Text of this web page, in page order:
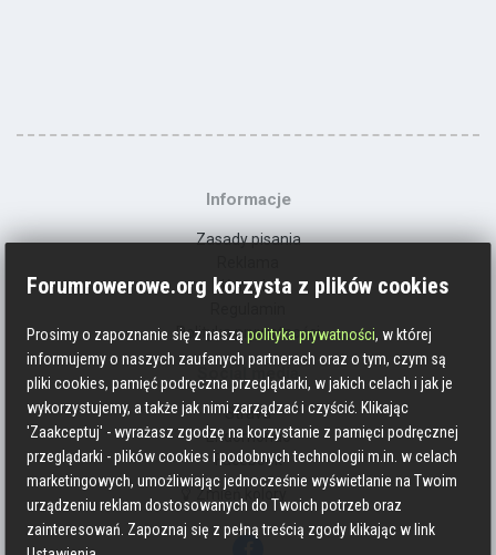
Informacje
Zasady pisania
Kontakt
Polityka prywatności
Social media
Strava
Endomondo
Facebook
Zmień kolory
Forumrowerowe.org korzysta z plików cookies
Prosimy o zapoznanie się z nasząpolityka prywatności, w której
informujemy o naszych zaufanych partnerach oraz o tym, czym są
pliki cookies, pamięć podręczna przeglądarki, w jakich celach i jak je
wykorzystujemy, a także jak nimi zarządzać i czyścić. Klikając
'Zaakceptuj' - wyrażasz zgodzę na korzystanie z pamięci podręcznej
przeglądarki - plików cookies i podobnych technologii m.in. w celach
marketingowych, umożliwiając jednocześnie wyświetlanie na Twoim
urządzeniu reklam dostosowanych do Twoich potrzeb oraz
zainteresowań. Zapoznaj się z pełną treścią zgody klikając w link